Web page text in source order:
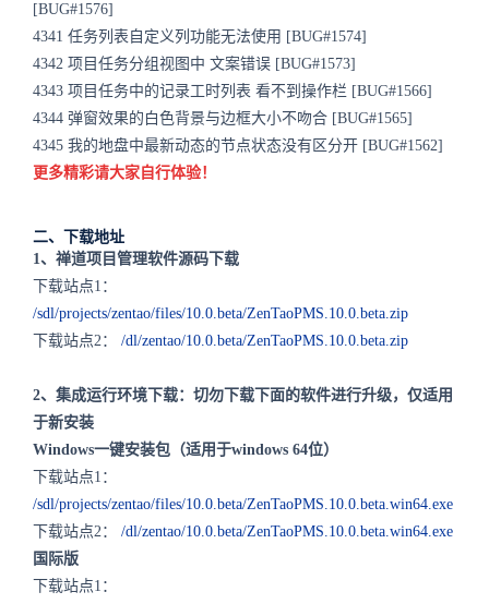
[BUG#1576]
4341 任务列表自定义列功能无法使用 [BUG#1574]
4342 项目任务分组视图中 文案错误 [BUG#1573]
4343 项目任务中的记录工时列表 看不到操作栏 [BUG#1566]
4344 弹窗效果的白色背景与边框大小不吻合 [BUG#1565]
4345 我的地盘中最新动态的节点状态没有区分开 [BUG#1562]
更多精彩请大家自行体验！
二、下载地址
1、禅道项目管理软件源码下载
下载站点1：
/sdl/projects/zentao/files/10.0.beta/ZenTaoPMS.10.0.beta.zip
下载站点2： /dl/zentao/10.0.beta/ZenTaoPMS.10.0.beta.zip
2、集成运行环境下载：切勿下载下面的软件进行升级，仅适用
于新安装
Windows一键安装包（适用于windows 64位）
下载站点1：
/sdl/projects/zentao/files/10.0.beta/ZenTaoPMS.10.0.beta.win64.exe
下载站点2： /dl/zentao/10.0.beta/ZenTaoPMS.10.0.beta.win64.exe
国际版
下载站点1：